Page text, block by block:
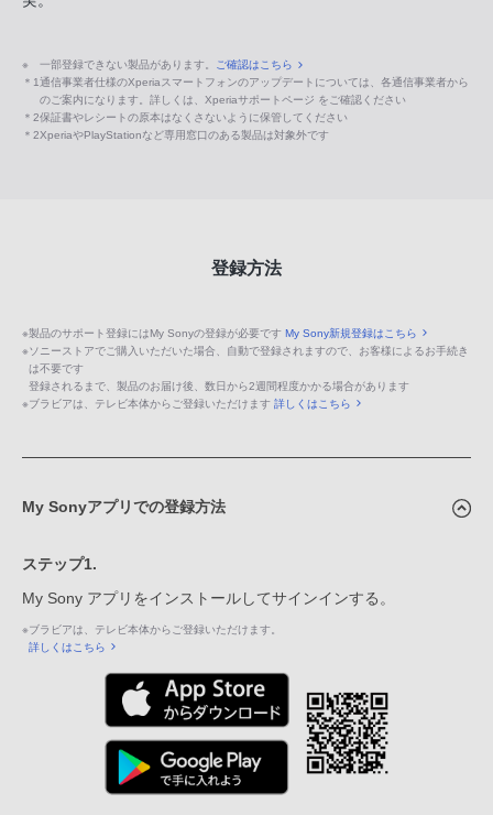
※ 一部登録できない製品があります。 ご確認はこちら
＊1通信事業者仕様のXperiaスマートフォンのアップデートについては、各通信事業者から
のご案内になります。詳しくは、Xperiaサポートページ をご確認ください
＊2保証書やレシートの原本はなくさないように保管してください
＊2XperiaやPlayStationなど専用窓口のある製品は対象外です
登録方法
※製品のサポート登録にはMy Sonyの登録が必要です My Sony新規登録はこちら
※ソニーストアでご購入いただいた場合、自動で登録されますので、お客様によるお手続き
は不要です
登録されるまで、製品のお届け後、数日から2週間程度かかる場合があります
※ブラビアは、テレビ本体からご登録いただけます 詳しくはこちら
My Sonyアプリでの登録方法
ステップ1.
My Sony アプリをインストールしてサインインする。
※ブラビアは、テレビ本体からご登録いただけます。
詳しくはこちら